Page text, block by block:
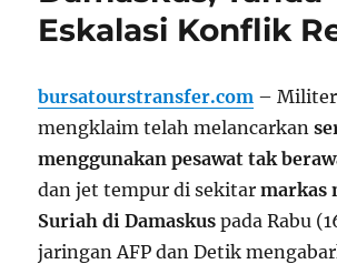
Eskalasi Konflik
bursatourstransfer.com – Militer
mengklaim telah melancarkan
menggunakan pesawat tak
dan jet tempur di sekitarmarkas
Suriah di Damaskus pada Rabu
jaringan AFP dan Detik